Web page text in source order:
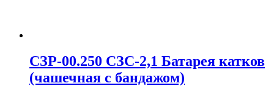
СЗР-00.250 СЗС-2,1 Батарея катков
(чашечная с бандажом)